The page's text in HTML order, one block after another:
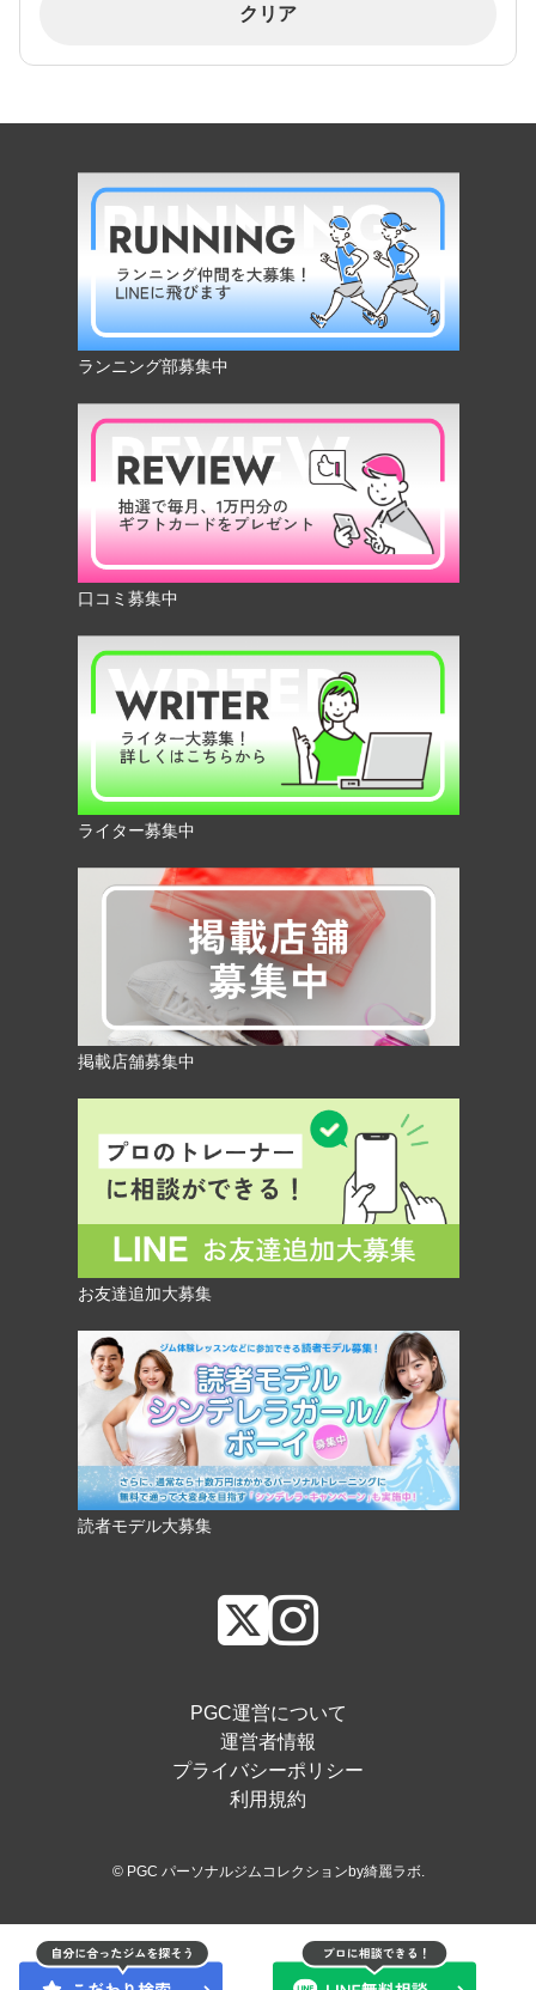
クリア
ランニング部募集中
口コミ募集中
ライター募集中
掲載店舗募集中
お友達追加大募集
読者モデル大募集
PGC運営について
運営者情報
プライバシーポリシー
利用規約
© PGC パーソナルジムコレクションby綺麗ラボ.